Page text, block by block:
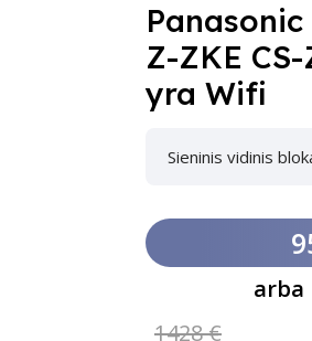
Z-ZKE
yra Wifi
Sieninis vidinis
1428 €
arba